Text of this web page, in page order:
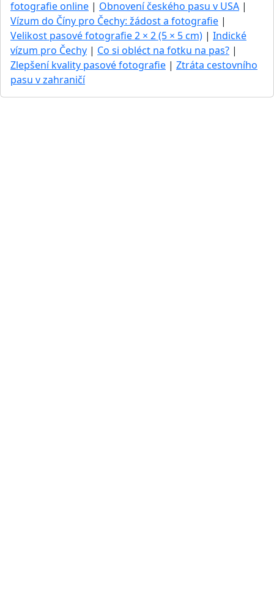
fotografie online | Obnovení českého pasu v USA |
Vízum do Číny pro Čechy: žádost a fotografie |
Velikost pasové fotografie 2 × 2 (5 × 5 cm) | Indické
vízum pro Čechy | Co si obléct na fotku na pas? |
Zlepšení kvality pasové fotografie | Ztráta cestovního
pasu v zahraničí